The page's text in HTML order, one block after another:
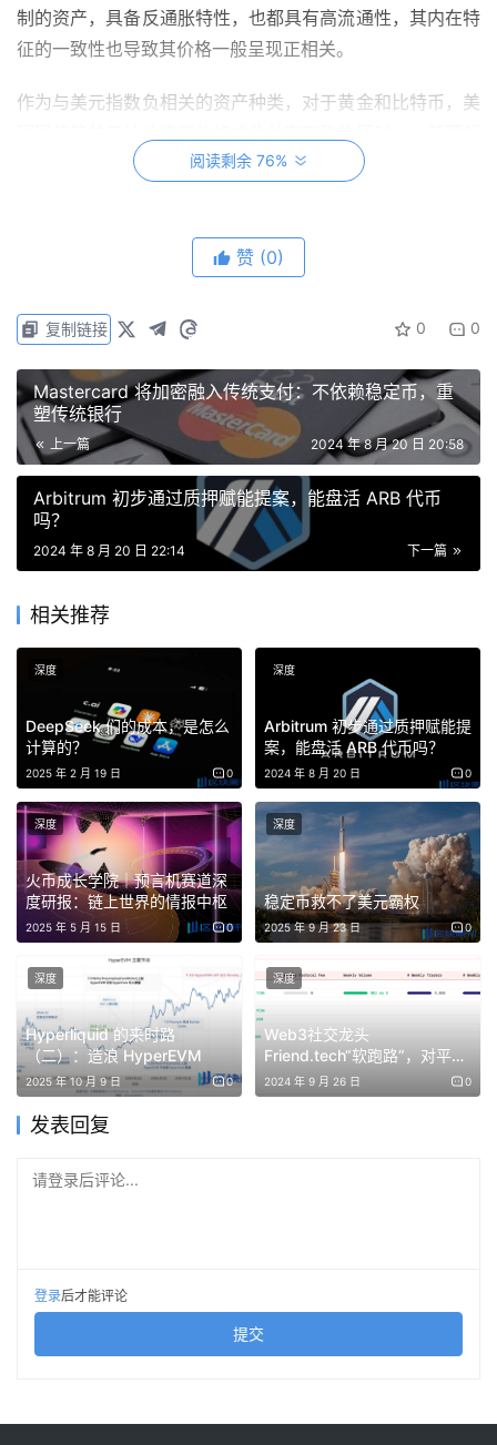
制的资产，具备反通胀特性，也都具有高流通性，其内在特
征的一致性也导致其价格一般呈现正相关。
作为与美元指数负相关的资产种类，对于黄金和比特币，美
黄金和比特币价格应当会由于资金流入而有所上涨。但
演愈烈，美联储 9 月降息几乎已成定局的情况下，美元指
我们认为，这主要是由于 7 月底日本央行宣布退出 YCC 后
首次加息，导致日元套息交易逆转所致。90 年代日本经济
危机后，为缓解一级做市商普遍的资产负债表问题和挤兑问
题，日本货币政策进入了漫长的低利率时代，以对抗强大的
通缩压力，日美利差走阔。进入 21 世纪后，由于 2008 年
次贷危机的冲击，叠加日本央行的迟缓动作导致日本经济受
到了更为严重的冲击，同时人口老龄化也导致养老金和医保
支出压力愈演愈烈，财政承压，最终导致安倍经济学不得不
此背景下，日美利差进一步扩大，日元套息交易应运而生。
具体而言，日元套息交易（carry trade）即利用日元极低
的汇率借入日元，然后兑换为美元持有美元资产的交易模
式，该种套利交易的交易员也被戏称为「渡边太太」。
carry trade 下，基本可以无风险享受到日美之间长期处于
3% 以上（近年可达到 5%）的利差，因此近年来以海外投
资者在日本融资金额为指标的套息交易日趋活跃，如巴菲特
此前大举借入日元资金购买日股，也是由于日元本位融资在
主要货币中成本相对最低。
由于本次日本央行超预期加息（政策利率）且日本央行行长
植田和男出乎意料的明确鹰派发言，日本市场利率、日元汇
率和日债收益率同步暴涨，日美利差短时间内大幅收窄，继
续套息已经无利可图甚至转入亏损。对于全球众多的「渡边
太太」而言，为了避免头寸被强平爆仓，只能选择清算其他
避险资产头寸（黄金、比特币）兑换为美元用以追加保证
金，这一过程导致了比特币和黄金的瞬时巨大抛压，也就导
生。
加密货币基本面原因。目前，美日长端利差已经回落至 3%
以下，同时如下图所示美元兑日元汇率在加息后持续暴跌，
阅读剩余 76%
赞 (0)
0 0
复制链接
Mastercard 将加密融入传统支付：不依赖稳定币，重
塑传统银行
上一篇 2024 年 8 月 20 日 20:58
Arbitrum 初步通过质押赋能提案，能盘活 ARB 代币
吗？
下一篇
2024 年 8 月 20 日 22:14
相关推荐
DeepSeek 们的成本，是怎么
计算的？
2025 年 2 月 19 日 0
深度
Arbitrum 初步通过质押赋能提
案，能盘活 ARB 代币吗？
2024 年 8 月 20 日 0
深度
火币成长学院｜预言机赛道深
度研报：链上世界的情报中枢
2025 年 5 月 15 日 0
深度
稳定币救不了美元霸权
2025 年 9 月 23 日 0
深度
Hyperliquid 的来时路
（二）：造浪 HyperEVM
2025 年 10 月 9 日 0
深度
Web3社交龙头
Friend.tech“软跑路”，对平台
上发币的KOL有何影响？
2024 年 9 月 26 日 0
深度
发表回复
请登录后评论...
登录后才能评论
提交